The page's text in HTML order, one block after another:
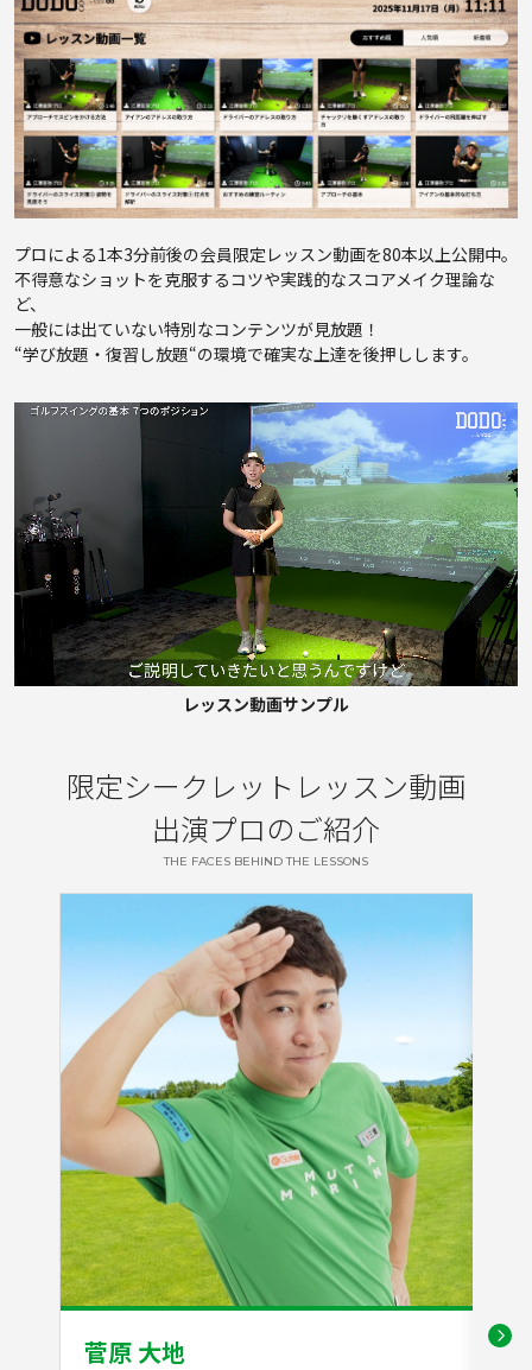
プロによる1本3分前後の会員限定レッスン動画を80本以上公開中。
不得意なショットを克服するコツや実践的なスコアメイク理論な
ど、
一般には出ていない特別なコンテンツが見放題！
“学び放題・復習し放題“の環境で確実な上達を後押しします。
レッスン動画サンプル
限定シークレットレッスン動画
出演プロのご紹介
THE FACES BEHIND THE LESSONS
菅原 大地 江